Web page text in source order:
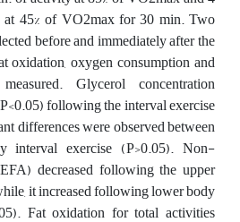
45% of VO2max for 30 min. Two
before and immediately after the
oxidation, oxygen consumption and
Glycerol concentration
following the interval exercise
differences were observed between
interval exercise (P>0.05). Non-
decreased following the upper
it increased following lower body
Fat oxidation for total activities